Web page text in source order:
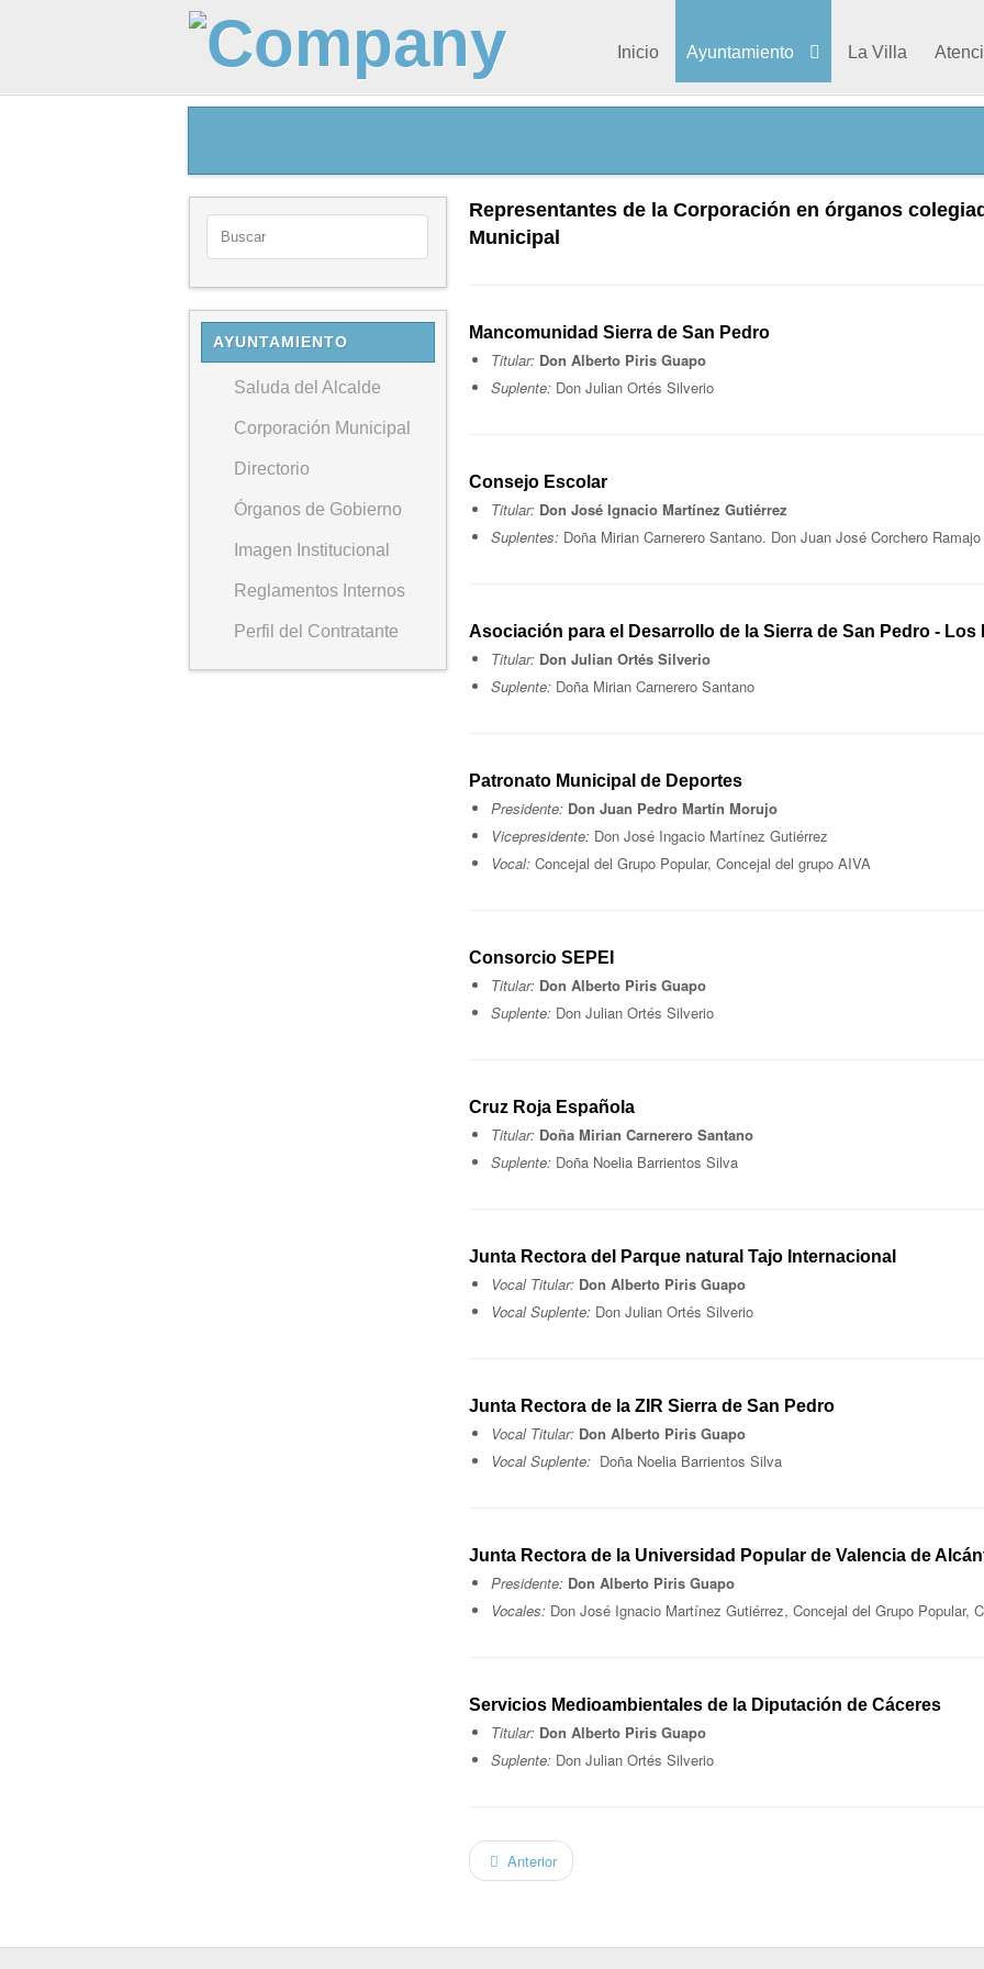
Inicio Ayuntamiento La Villa
AYUNTAMIENTO
Saluda del Alcalde
Corporación Municipal
Directorio
Órganos de Gobierno
Imagen Institucional
Reglamentos Internos
Perfil del Contratante
Representantes de la Corporación en órganos
Municipal
Mancomunidad Sierra de San Pedro
Titular: Don Alberto Piris Guapo
Suplente: Don Julian Ortés Silverio
Consejo Escolar
Titular: Don José Ignacio Martínez Gutiérrez
Suplentes: Doña Mirian Carnerero Santano. Don Juan José Corchero Ramajo
Asociación para el Desarrollo de la Sierra de San Pedro - Los
Titular: Don Julian Ortés Silverio
Suplente: Doña Mirian Carnerero Santano
Patronato Municipal de Deportes
Presidente: Don Juan Pedro Martín Morujo
Vicepresidente: Don José Ingacio Martínez Gutiérrez
Vocal: Concejal del Grupo Popular, Concejal del grupo AIVA
Consorcio SEPEI
Titular: Don Alberto Piris Guapo
Suplente: Don Julian Ortés Silverio
Cruz Roja Española
Titular: Doña Mirian Carnerero Santano
Suplente: Doña Noelia Barrientos Silva
Junta Rectora del Parque natural Tajo Internacional
Vocal Titular: Don Alberto Piris Guapo
Vocal Suplente: Don Julian Ortés Silverio
Junta Rectora de la ZIR Sierra de San Pedro
Vocal Titular: Don Alberto Piris Guapo
Vocal Suplente: Doña Noelia Barrientos Silva
Junta Rectora de la Universidad Popular de Valencia de
Presidente: Don Alberto Piris Guapo
Vocales: Don José Ignacio Martínez Gutiérrez, Concejal del Grupo Popular,
Servicios Medioambientales de la Diputación de Cáceres
Titular: Don Alberto Piris Guapo
Suplente: Don Julian Ortés Silverio
Anterior